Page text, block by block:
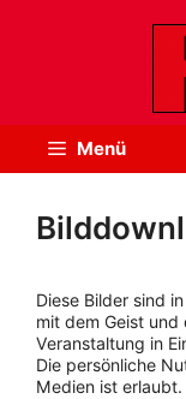
Menü
Diese Bilder sind
mit dem Geist
Veranstaltung in
Die persönliche
Medien ist erlaubt.